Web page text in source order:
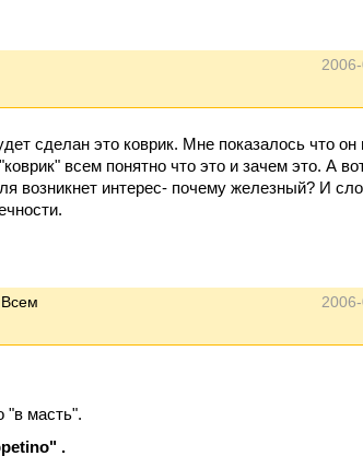
сделан это коврик. Мне показалось что
всем понятно что это и зачем это. А
возникнет интерес- почему железный? И
Всем
"в масть".
.